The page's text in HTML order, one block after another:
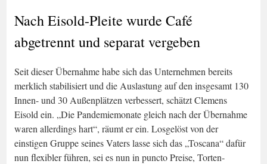
Nach Eisold-Pleite wurde Café
abgetrennt und separat vergeben
Seit dieser Übernahme habe sich das Unternehmen bereits
merklich stabilisiert und die Auslastung auf den insgesamt 130
Innen- und 30 Außenplätzen verbessert, schätzt Clemens
Eisold ein. „Die Pandemiemonate gleich nach der Übernahme
waren allerdings hart“, räumt er ein. Losgelöst von der
einstigen Gruppe seines Vaters lasse sich das „Toscana“ dafür
nun flexibler führen, sei es nun in puncto Preise, Torten-